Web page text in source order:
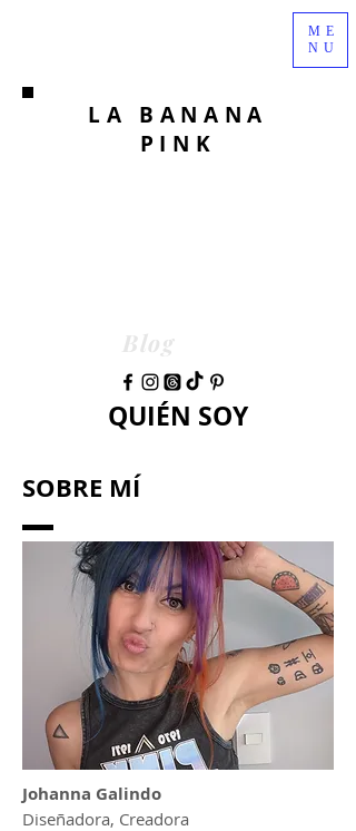
LA BANANA
PINK
ME
NU
Blog
QUIÉN SOY
SOBRE MÍ
Johanna Galindo
Diseñadora, Creadora